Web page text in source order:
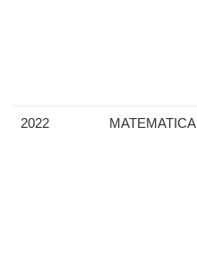
2022 MATEMATICA